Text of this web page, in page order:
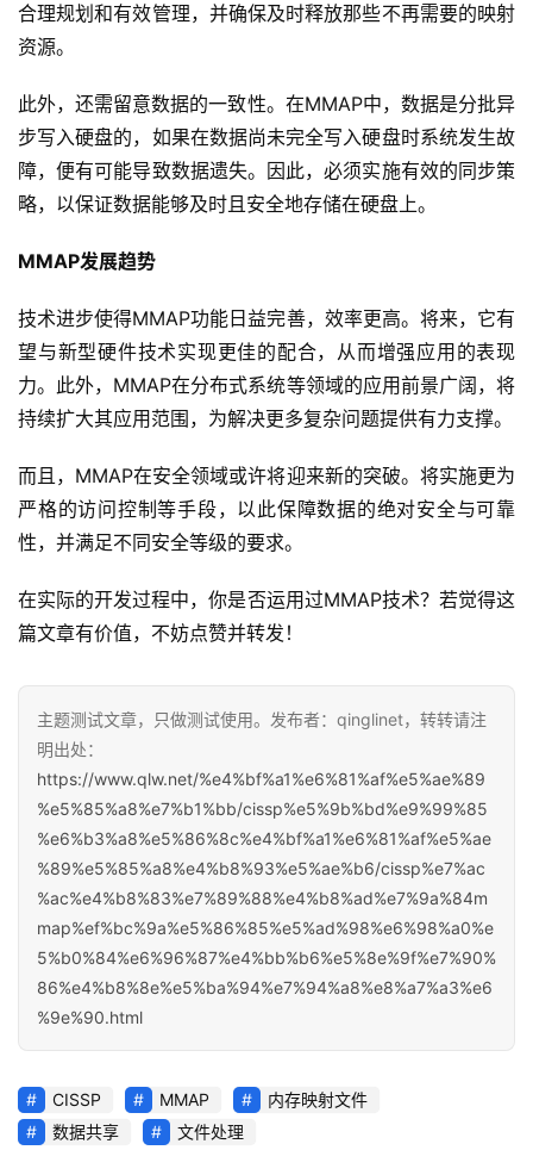
合理规划和有效管理，并确保及时释放那些不再需要的映射
资源。
此外，还需留意数据的一致性。在MMAP中，数据是分批异
步写入硬盘的，如果在数据尚未完全写入硬盘时系统发生故
障，便有可能导致数据遗失。因此，必须实施有效的同步策
略，以保证数据能够及时且安全地存储在硬盘上。
MMAP发展趋势
技术进步使得MMAP功能日益完善，效率更高。将来，它有
望与新型硬件技术实现更佳的配合，从而增强应用的表现
力。此外，MMAP在分布式系统等领域的应用前景广阔，将
持续扩大其应用范围，为解决更多复杂问题提供有力支撑。
而且，MMAP在安全领域或许将迎来新的突破。将实施更为
严格的访问控制等手段，以此保障数据的绝对安全与可靠
性，并满足不同安全等级的要求。
在实际的开发过程中，你是否运用过MMAP技术？若觉得这
篇文章有价值，不妨点赞并转发！
主题测试文章，只做测试使用。发布者：qinglinet，转转请注
明出处：
https://www.qlw.net/%e4%bf%a1%e6%81%af%e5%ae%89
%e5%85%a8%e7%b1%bb/cissp%e5%9b%bd%e9%99%85
%e6%b3%a8%e5%86%8c%e4%bf%a1%e6%81%af%e5%ae
%89%e5%85%a8%e4%b8%93%e5%ae%b6/cissp%e7%ac
%ac%e4%b8%83%e7%89%88%e4%b8%ad%e7%9a%84m
map%ef%bc%9a%e5%86%85%e5%ad%98%e6%98%a0%e
5%b0%84%e6%96%87%e4%bb%b6%e5%8e%9f%e7%90%
86%e4%b8%8e%e5%ba%94%e7%94%a8%e8%a7%a3%e6
%9e%90.html
CISSP MMAP
内存映射文件
数据共享
文件处理